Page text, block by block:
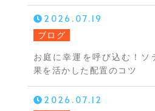
2026.07.19
ブログ
お庭に幸運を呼び込む！ソ
果を活かした配置のコツ
2026.07.12